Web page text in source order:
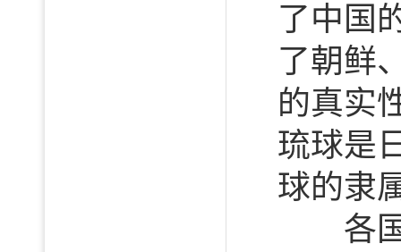
了中国
了朝鲜
的真实
琉球是
球的隶
各国